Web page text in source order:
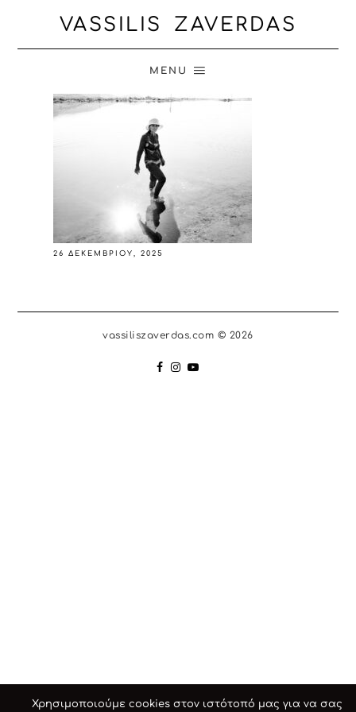
VASSILIS ZAVERDAS
MENU
26 ΔΕΚΕΜΒΡΊΟΥ, 2025
vassiliszaverdas.com © 2026
Χρησιμοποιούμε cookies στον ιστότοπό μας για να σας